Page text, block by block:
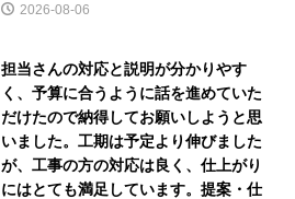
2026-08-06
担当さんの対応と説明が分かりやす
く、予算に合うように話を進めていた
だけたので納得してお願いしようと思
いました。工期は予定より伸びました
が、工事の方の対応は良く、仕上がり
にはとても満足しています。提案・仕